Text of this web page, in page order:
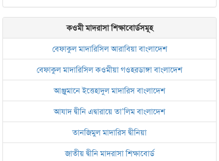
কওমী মাদরাসা শিক্ষাবোর্ডসমূহ
বেফাকুল মাদারিসিল আরাবিয়া বাংলাদেশ
বেফাকুল মাদারিসিল কওমীয়া গওহরডাঙ্গা বাংলাদেশ
আঞ্জুমানে ইত্তেহাদুল মাদারিস বাংলাদেশ
আযাদ দ্বীনি এদ্বারায়ে তা’লিম বাংলাদেশ
তানজিমুল মাদারিস দ্বীনিয়া
জাতীয় দ্বীনি মাদরাসা শিক্ষাবোর্ড